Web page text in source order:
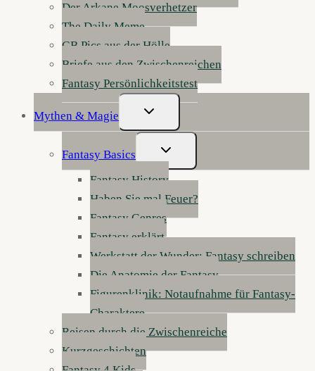
Der Arkane Moosverhetzer
The Daily Meme
GB Pics aus der Hölle
Briefe aus den Zwischenreichen
Fantasy Persönlichkeitstest
Mythen & Magie
Untermenü
Umschalten
Fantasy Basics
Untermenü
Umschalten
Fantasy History
Haben Sie mal Feuer?
Fantasy Genres
Fantasy erklärt
Werkstatt der Wunder: Fantasy schreiben
Die Anatomie der Fantasy
Figurenklinik: Notaufnahme für Fantasy-
Charaktere
Reisen durch die Zwischenreiche
Kurzgeschichten